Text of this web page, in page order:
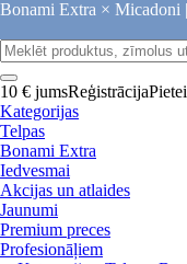
Bonami Extra × Micadoni |
10 € jumsReģistrācija
Kategorijas
Telpas
Bonami Extra
Iedvesmai
Akcijas un atlaides
Jaunumi
Premium preces
Profesionāļiem